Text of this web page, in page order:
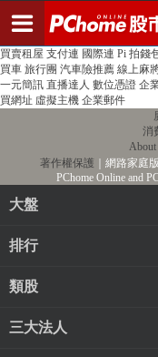
PChome首頁 線上購物 24h購物
買賣租屋 支付連 國際連 Pi 拍錢
買車 旅行團 汽車險推薦 線上麻
一元簡訊 直播達人 數位憑證 企
買網址 虛擬主機 企業郵件
消
About
著作權保護 ｜網路家庭
PChome Online and
大盤
排行
類股
三大法人